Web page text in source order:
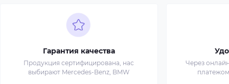
Гарантия качества
Продукция сертифицирована, нас
выбирают Mercedes-Benz, BMW
Через